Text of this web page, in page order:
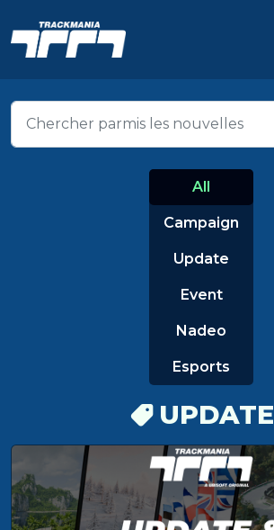
All
Campaign
Update
Event
Nadeo
Esports
UPDATE